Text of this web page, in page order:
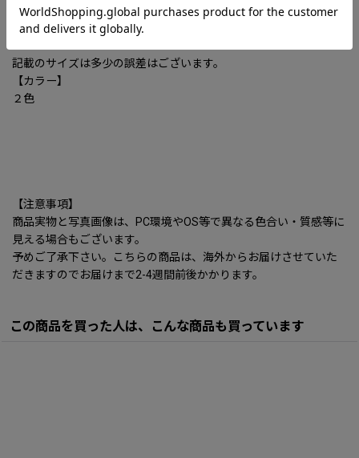
記載のサイズは多少の誤差はございます。
【カラー】
２色
【注意事項】
商品実物と写真画像は、PC環境やOS等で異なる色合い・質感等に
見える場合もございます。
予めご了承下さい。こちらの商品は、海外からお届けさせていた
だきますのでお届けまで2-4週間前後かかります。
この商品を買った人は、こんな商品も買っています